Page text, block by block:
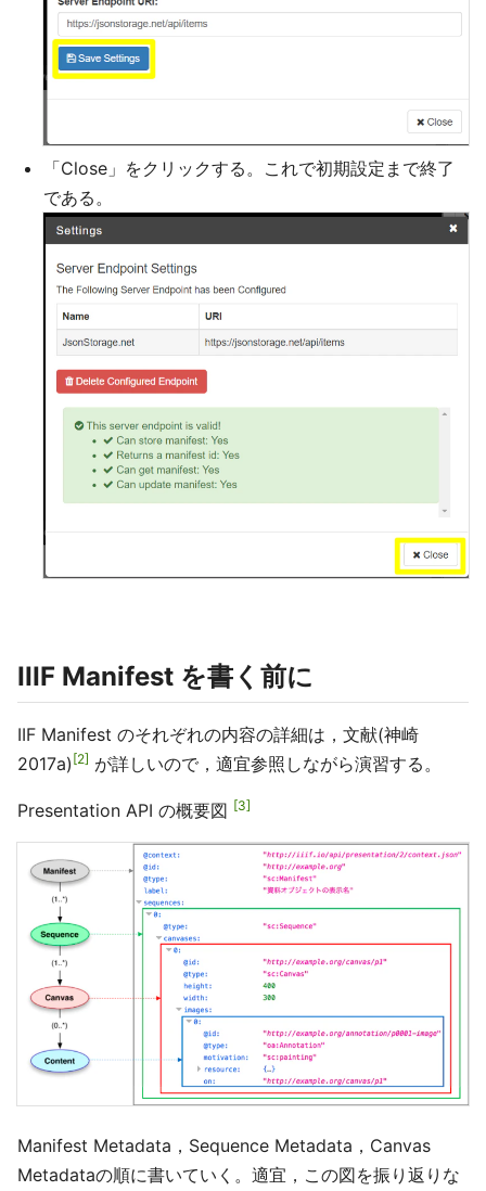
「Close」をクリックする。これで初期設定まで終了
である。
IIIF Manifest を書く前に
IIF Manifest のそれぞれの内容の詳細は，文献(神崎
2017a) 2 が詳しいので，適宜参照しながら演習する。
Presentation API の概要図 3
Manifest Metadata，Sequence Metadata，Canvas
Metadataの順に書いていく。適宜，この図を振り返りな